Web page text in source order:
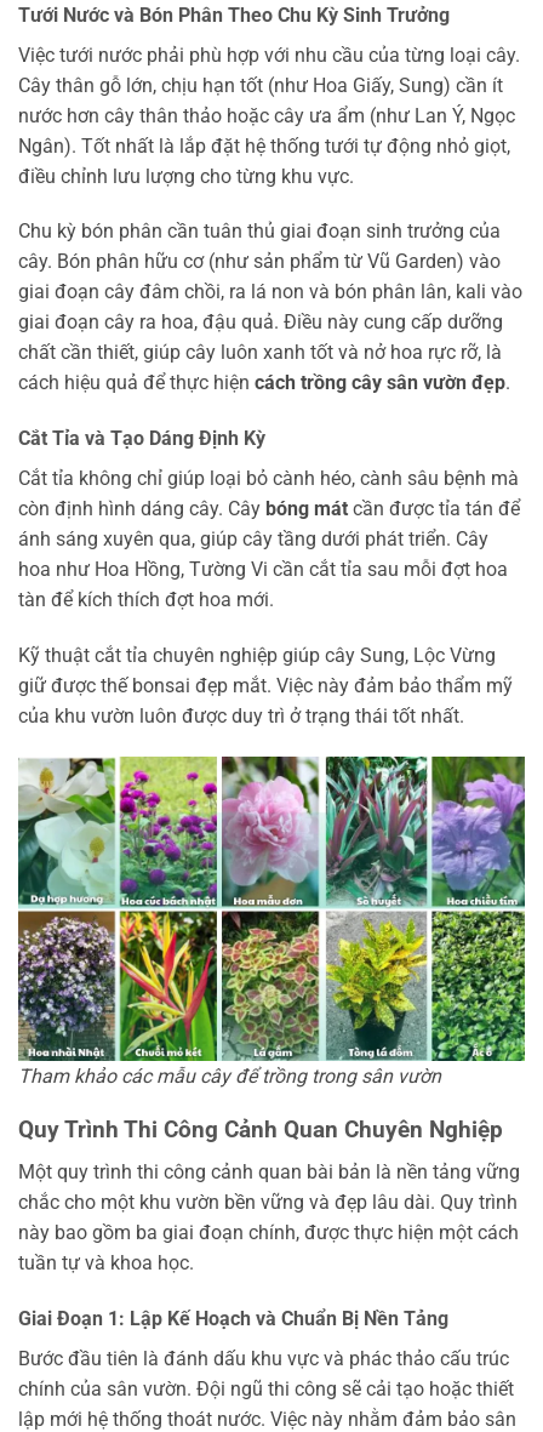
Tưới Nước và Bón Phân Theo Chu Kỳ Sinh Trưởng
Việc tưới nước phải phù hợp với nhu cầu của từng loại cây.
Cây thân gỗ lớn, chịu hạn tốt (như Hoa Giấy, Sung) cần ít
nước hơn cây thân thảo hoặc cây ưa ẩm (như Lan Ý, Ngọc
Ngân). Tốt nhất là lắp đặt hệ thống tưới tự động nhỏ giọt,
điều chỉnh lưu lượng cho từng khu vực.
Chu kỳ bón phân cần tuân thủ giai đoạn sinh trưởng của
cây. Bón phân hữu cơ (như sản phẩm từ Vũ Garden) vào
giai đoạn cây đâm chồi, ra lá non và bón phân lân, kali vào
giai đoạn cây ra hoa, đậu quả. Điều này cung cấp dưỡng
chất cần thiết, giúp cây luôn xanh tốt và nở hoa rực rỡ, là
cách hiệu quả để thực hiện cách trồng cây sân vườn đẹp.
Cắt Tỉa và Tạo Dáng Định Kỳ
Cắt tỉa không chỉ giúp loại bỏ cành héo, cành sâu bệnh mà
còn định hình dáng cây. Cây bóng mát cần được tỉa tán để
ánh sáng xuyên qua, giúp cây tầng dưới phát triển. Cây
hoa như Hoa Hồng, Tường Vi cần cắt tỉa sau mỗi đợt hoa
tàn để kích thích đợt hoa mới.
Kỹ thuật cắt tỉa chuyên nghiệp giúp cây Sung, Lộc Vừng
giữ được thế bonsai đẹp mắt. Việc này đảm bảo thẩm mỹ
của khu vườn luôn được duy trì ở trạng thái tốt nhất.
Tham khảo các mẫu cây để trồng trong sân vườn
Quy Trình Thi Công Cảnh Quan Chuyên Nghiệp
Một quy trình thi công cảnh quan bài bản là nền tảng vững
chắc cho một khu vườn bền vững và đẹp lâu dài. Quy trình
này bao gồm ba giai đoạn chính, được thực hiện một cách
tuần tự và khoa học.
Giai Đoạn 1: Lập Kế Hoạch và Chuẩn Bị Nền Tảng
Bước đầu tiên là đánh dấu khu vực và phác thảo cấu trúc
chính của sân vườn. Đội ngũ thi công sẽ cải tạo hoặc thiết
lập mới hệ thống thoát nước. Việc này nhằm đảm bảo sân